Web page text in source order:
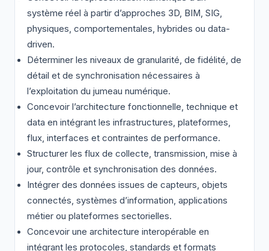
système réel à partir d’approches 3D, BIM, SIG,
physiques, comportementales, hybrides ou data-
driven.
Déterminer les niveaux de granularité, de fidélité, de
détail et de synchronisation nécessaires à
l’exploitation du jumeau numérique.
Concevoir l’architecture fonctionnelle, technique et
data en intégrant les infrastructures, plateformes,
flux, interfaces et contraintes de performance.
Structurer les flux de collecte, transmission, mise à
jour, contrôle et synchronisation des données.
Intégrer des données issues de capteurs, objets
connectés, systèmes d’information, applications
métier ou plateformes sectorielles.
Concevoir une architecture interopérable en
intégrant les protocoles, standards et formats